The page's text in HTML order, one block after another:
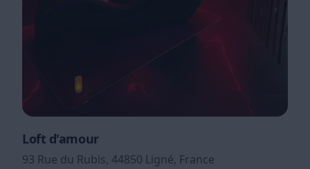
Loft d'amour
93 Rue du Rubis, 44850 Ligné, France